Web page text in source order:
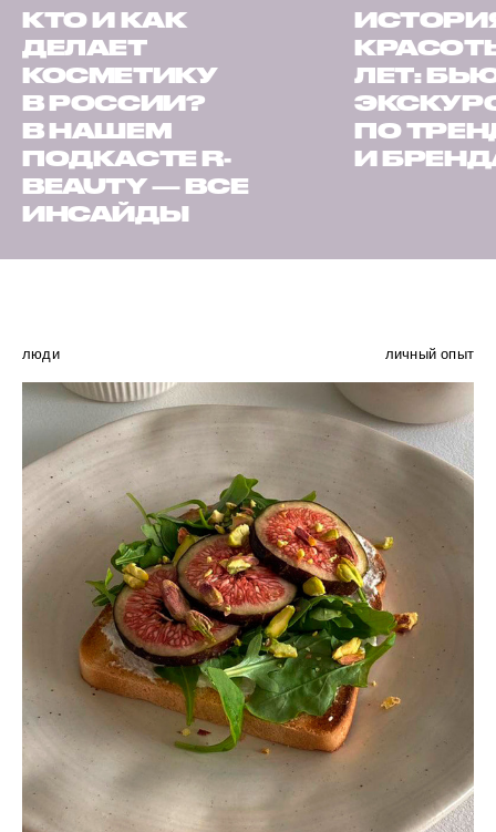
КТО И КАК
ДЕЛАЕТ
КОСМЕТИКУ
В РОССИИ?
В НАШЕМ
ПОДКАСТЕ R-
BEAUTY — ВСЕ
ИНСАЙДЫ
ЛЕТ:
ПО
И
люди личный опыт